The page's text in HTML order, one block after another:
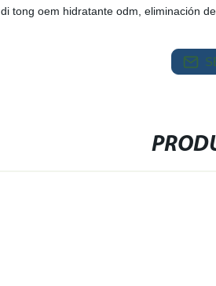
di tong oem hidratante odm, eliminación